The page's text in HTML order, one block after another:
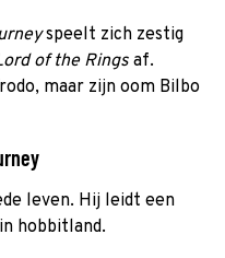
speelt zich zestig
of the Rings af.
maar zijn oom Bilbo
leven. Hij leidt een
hobbitland.